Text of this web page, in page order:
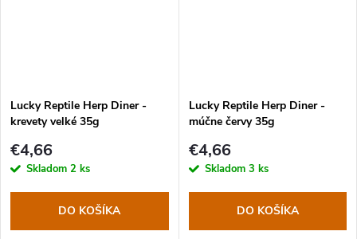
Lucky Reptile Herp Diner -
krevety velké 35g
€4,66
Skladom 2 ks
DO KOŠÍKA
Lucky Reptile Herp Diner -
múčne červy 35g
€4,66
Skladom 3 ks
DO KOŠÍKA